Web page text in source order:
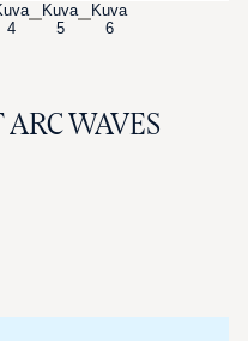
4
Kuva
5
Kuva
6
ARC WAVES